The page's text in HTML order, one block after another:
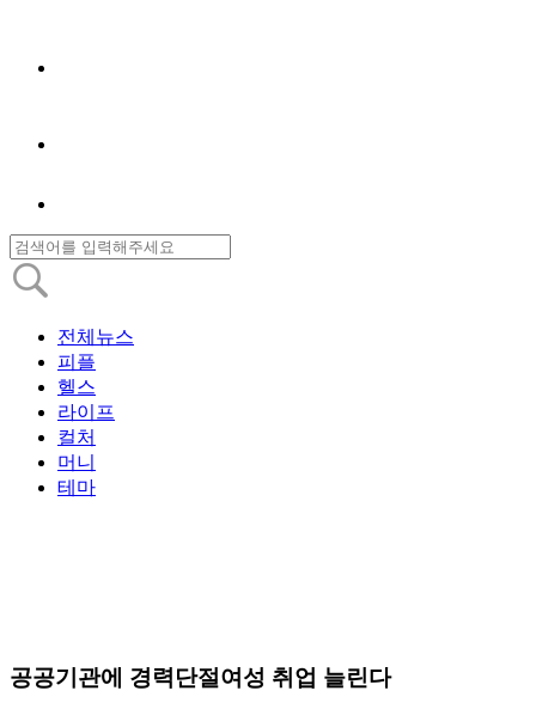
전체뉴스
피플
헬스
라이프
컬처
머니
테마
공공기관에 경력단절여성 취업 늘린다